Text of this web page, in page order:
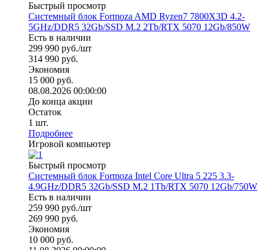
Быстрый просмотр
Системный блок Formoza AMD Ryzen7 7800X3D 4.2-
5GHz/DDR5 32Gb/SSD M.2 2Tb/RTX 5070 12Gb/850W
Есть в наличии
299 990 руб./шт
314 990 руб.
Экономия
15 000 руб.
08.08.2026 00:00:00
До конца акции
Остаток
1 шт.
Подробнее
Игровой компьютер
Быстрый просмотр
Системный блок Formoza Intel Core Ultra 5 225 3.3-
4.9GHz/DDR5 32Gb/SSD M.2 1Tb/RTX 5070 12Gb/750W
Есть в наличии
259 990 руб./шт
269 990 руб.
Экономия
10 000 руб.